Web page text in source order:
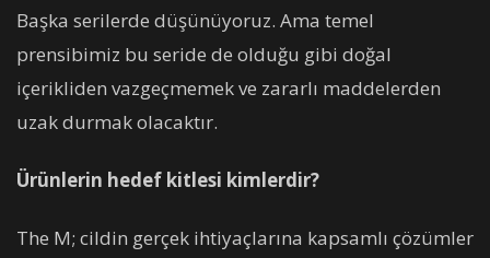
Başka serilerde düşünüyoruz. Ama temel
prensibimiz bu seride de olduğu gibi doğal
içerikliden vazgeçmemek ve zararlı maddelerden
uzak durmak olacaktır.
Ürünlerin hedef kitlesi kimlerdir?
The M; cildin gerçek ihtiyaçlarına kapsamlı çözümler